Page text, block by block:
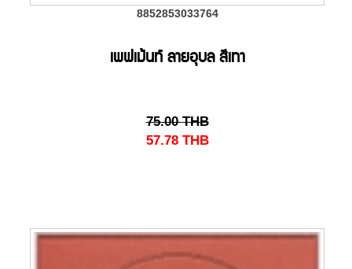
8852853033764
เพฟเม้นท์ ลายอุบล สีเทา
75.00 THB
57.78 THB